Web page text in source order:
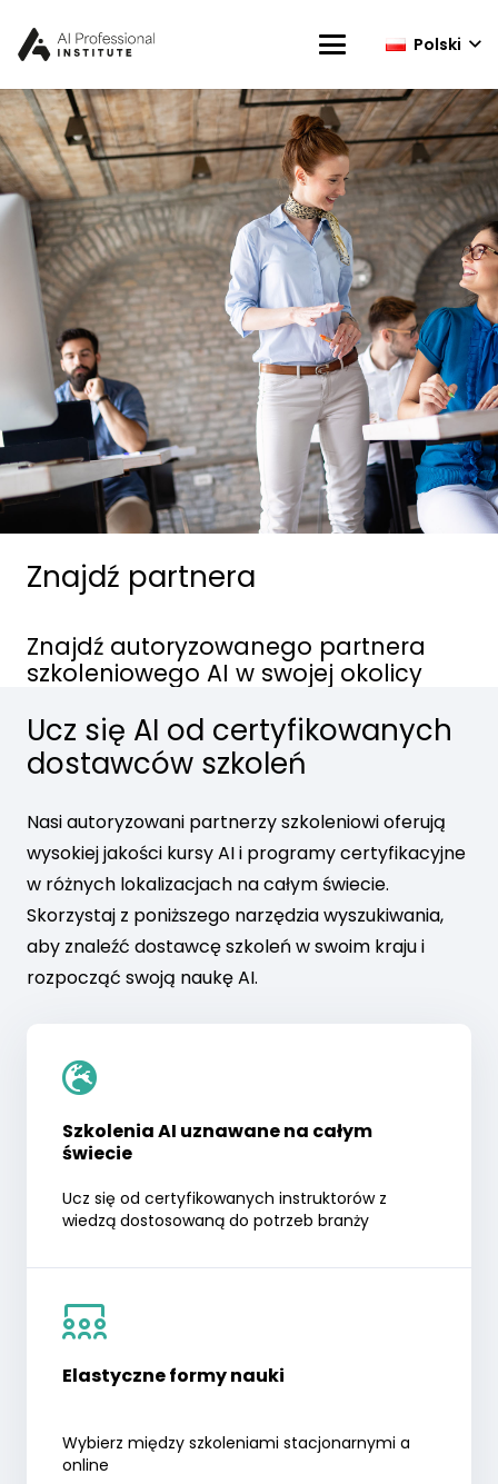
Polski
Znajdź partnera
Znajdź autoryzowanego partnera
szkoleniowego AI w swojej okolicy
Ucz się AI od certyfikowanych
dostawców szkoleń
Nasi autoryzowani partnerzy szkoleniowi oferują
wysokiej jakości kursy AI i programy certyfikacyjne
w różnych lokalizacjach na całym świecie.
Skorzystaj z poniższego narzędzia wyszukiwania,
aby znaleźć dostawcę szkoleń w swoim kraju i
rozpocząć swoją naukę AI.
Szkolenia AI uznawane na całym
świecie
Ucz się od certyfikowanych instruktorów z
wiedzą dostosowaną do potrzeb branży
Elastyczne formy nauki
Wybierz między szkoleniami stacjonarnymi a
online